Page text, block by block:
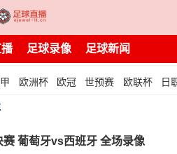
足球录像 足球新闻
欧洲杯 欧冠 世预赛 欧联杯 日
葡萄牙vs西班牙 全场录像